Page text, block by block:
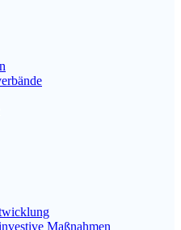
Maßnahmen